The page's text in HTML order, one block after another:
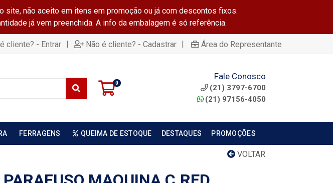
site, não aceito em itens em promoção ou já com descontos fixos.
já vem preenchida. A info da embalagem é só referência.
cliente? - Entrar | Não é cliente? - Cadastrar | Área do Representante
0
Fale Conosco
(21) 3797-6700
(21) 97156-4050
FERRAGENS QUEIMA DE ESTOQUE DESTAQUES PROMOÇÕES
VOLTAR